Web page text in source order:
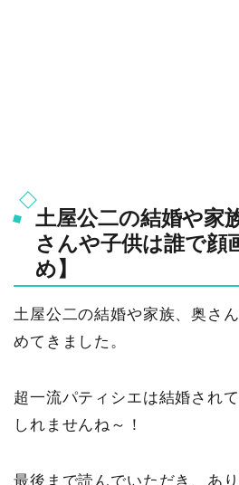
土屋公二の結婚や家
さんや子供は誰で顔
め】
土屋公二の結婚や家族、奥さ
めてきました。
超一流パティシエは結婚され
しれませんね～！
最後まで読んでいただき、あ